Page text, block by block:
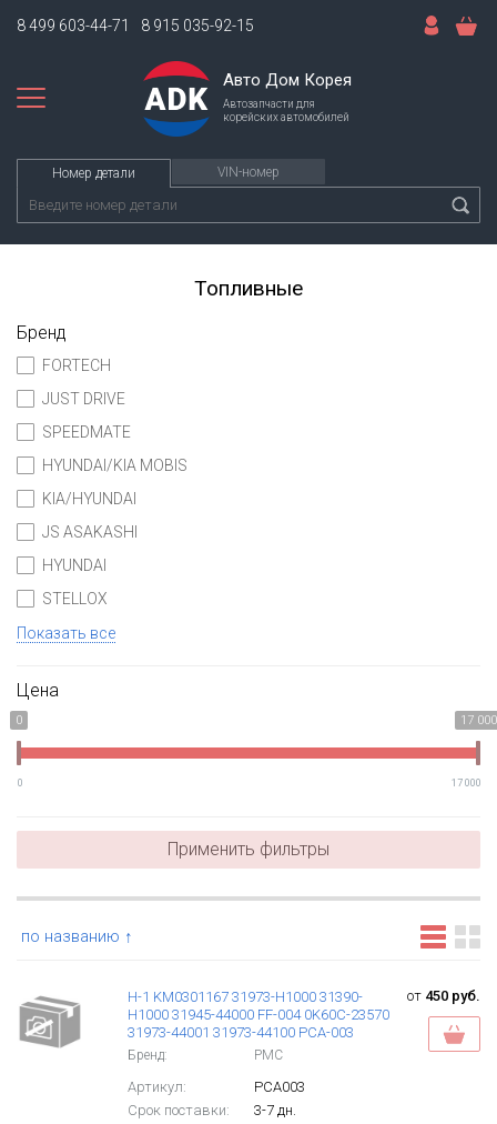
8 499 603-44-71 8 915 035-92-15
Авто Дом Корея
Автозапчасти для
корейских автомобилей
Номер детали VIN-номер
Топливные
Бренд
FORTECH
JUST DRIVE
SPEEDMATE
HYUNDAI/KIA MOBIS
KIA/HYUNDAI
JS ASAKASHI
HYUNDAI
STELLOX
Показать все
Цена
0 17 000
0 17 000
Применить фильтры
по названию ↑
H-1 KM0301167 31973-H1000 31390-
H1000 31945-44000 FF-004 0K60C-23570
31973-44001 31973-44100 PCA-003
Бренд: PMC
Артикул:
PCA003
Срок поставки:
3-7 дн.
от 450 руб.